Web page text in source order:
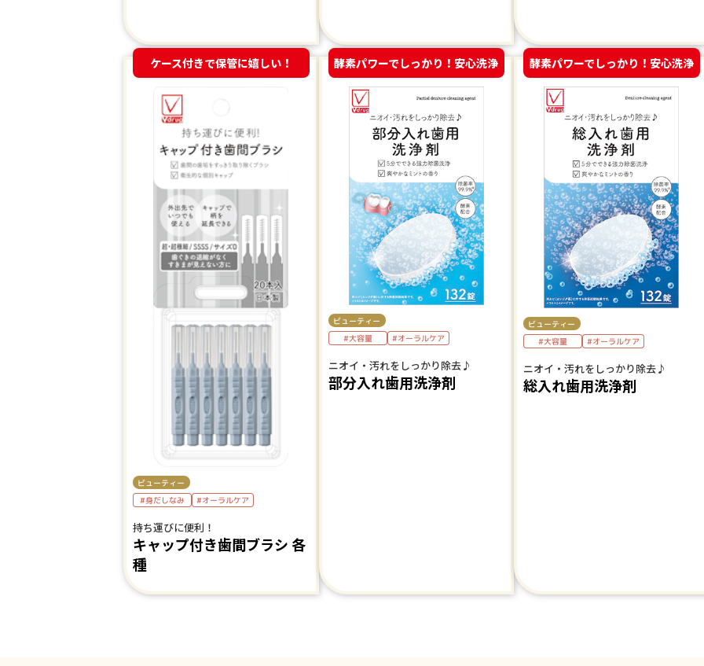
ケース付きで保管に嬉しい！
ビューティー
#身だしなみ #オーラルケア
持ち運びに便利！
キャップ付き歯間ブラシ 各
種
酵素パワーでしっかり！安心洗浄
ビューティー
#大容量 #オーラルケア
ニオイ・汚れをしっかり除去♪
部分入れ歯用洗浄剤
酵素パワーでしっかり！安心洗浄
ビューティー
#大容量 #オーラルケア
ニオイ・汚れをしっかり除去♪
総入れ歯用洗浄剤